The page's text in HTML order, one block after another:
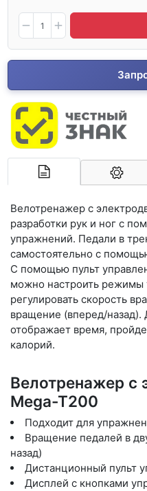
Велотренажер с
разработки рук и ног с
упражнений. Педали в
самостоятельно с
С помощью пульт
можно настроить
регулировать скорость
вращение (вперед/
отображает время,
калорий.
Велотренажер с
Mega-T200
Подходит для
Вращение педалей в
назад)
Дистанционный пульт
Дисплей с кнопками